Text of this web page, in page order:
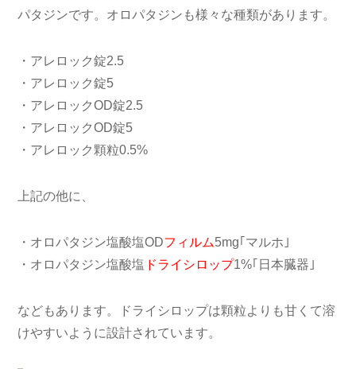
パタジンです。オロパタジンも様々な種類があります。
・アレロック錠2.5
・アレロック錠5
・アレロックOD錠2.5
・アレロックOD錠5
・アレロック顆粒0.5%
上記の他に、
・オロパタジン塩酸塩ODフィルム5mg｢マルホ｣
・オロパタジン塩酸塩 ドライシロップ1%｢日本臓器｣
などもあります。ドライシロップは顆粒よりも甘くて溶
けやすいように設計されています。